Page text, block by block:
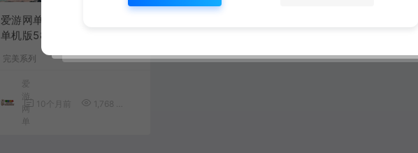
爱游网单亲测【武林外传】
单机版586超变修仙三界武
林 配套GM EL视频安装教学
虚拟机一键端+手工端文本教
完美系列
爱
游
网
单
10个月前 1,768